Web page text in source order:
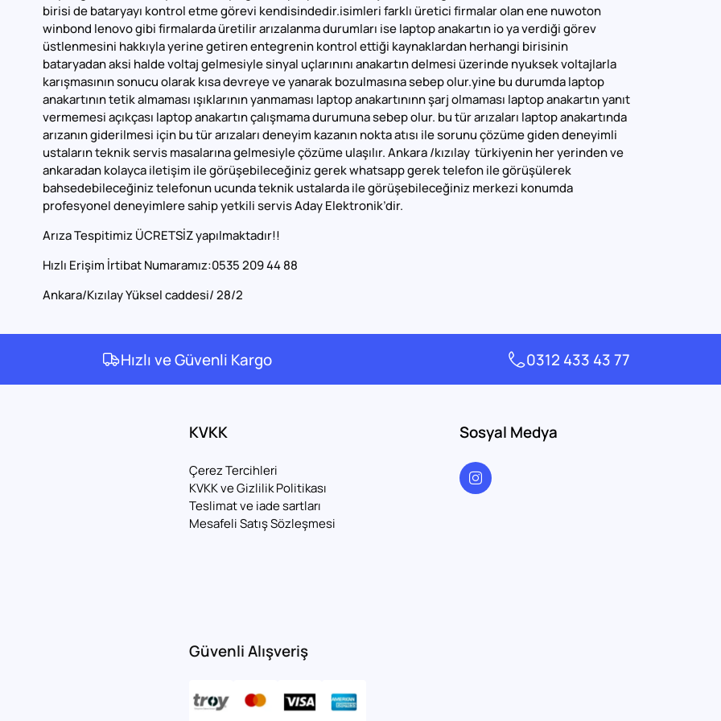
birisi de bataryayı kontrol etme görevi kendisindedir.isimleri farklı üretici firmalar olan ene nuwoton
winbond lenovo gibi firmalarda üretilir arızalanma durumları ise laptop anakartın io ya verdiği görev
üstlenmesini hakkıyla yerine getiren entegrenin kontrol ettiği kaynaklardan herhangi birisinin
bataryadan aksi halde voltaj gelmesiyle sinyal uçlarınını anakartın delmesi üzerinde nyuksek voltajlarla
karışmasının sonucu olarak kısa devreye ve yanarak bozulmasına sebep olur.yine bu durumda laptop
anakartının tetik almaması ışıklarının yanmaması laptop anakartınınn şarj olmaması laptop anakartın yanıt
vermemesi açıkçası laptop anakartın çalışmama durumuna sebep olur. bu tür arızaları laptop anakartında
arızanın giderilmesi için bu tür arızaları deneyim kazanın nokta atısı ile sorunu çözüme giden deneyimli
ustaların teknik servis masalarına gelmesiyle çözüme ulaşılır. Ankara /kızılay türkiyenin her yerinden ve
ankaradan kolayca iletişim ile görüşebileceğiniz gerek whatsapp gerek telefon ile görüşülerek
bahsedebileceğiniz telefonun ucunda teknik ustalarda ile görüşebileceğiniz merkezi konumda
profesyonel deneyimlere sahip yetkili servis Aday Elektronik’dir.
Arıza Tespitimiz ÜCRETSİZ yapılmaktadır!!
Hızlı Erişim İrtibat Numaramız:0535 209 44 88
Ankara/Kızılay Yüksel caddesi/ 28/2
Hızlı ve Güvenli Kargo 0312 433 43 77
KVKK
Çerez Tercihleri
KVKK ve Gizlilik Politikası
Teslimat ve iade sartları
Mesafeli Satış Sözleşmesi
Sosyal Medya
Güvenli Alışveriş